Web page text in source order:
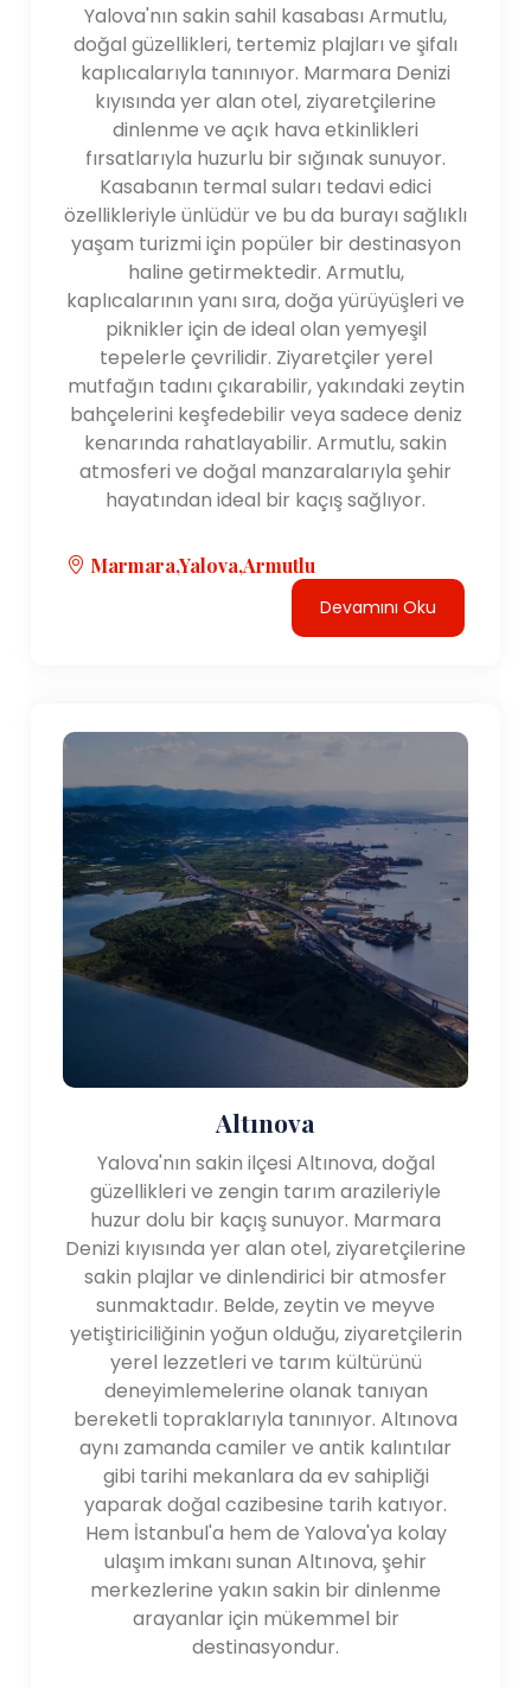
Yalova'nın sakin sahil kasabası Armutlu,
doğal güzellikleri, tertemiz plajları ve şifalı
kaplıcalarıyla tanınıyor. Marmara Denizi
kıyısında yer alan otel, ziyaretçilerine
dinlenme ve açık hava etkinlikleri
fırsatlarıyla huzurlu bir sığınak sunuyor.
Kasabanın termal suları tedavi edici
özellikleriyle ünlüdür ve bu da burayı sağlıklı
yaşam turizmi için popüler bir destinasyon
haline getirmektedir. Armutlu,
kaplıcalarının yanı sıra, doğa yürüyüşleri ve
piknikler için de ideal olan yemyeşil
tepelerle çevrilidir. Ziyaretçiler yerel
mutfağın tadını çıkarabilir, yakındaki zeytin
bahçelerini keşfedebilir veya sadece deniz
kenarında rahatlayabilir. Armutlu, sakin
atmosferi ve doğal manzaralarıyla şehir
hayatından ideal bir kaçış sağlıyor.
Marmara,Yalova,Armutlu
Devamını Oku
Altınova
Yalova'nın sakin ilçesi Altınova, doğal
güzellikleri ve zengin tarım arazileriyle
huzur dolu bir kaçış sunuyor. Marmara
Denizi kıyısında yer alan otel, ziyaretçilerine
sakin plajlar ve dinlendirici bir atmosfer
sunmaktadır. Belde, zeytin ve meyve
yetiştiriciliğinin yoğun olduğu, ziyaretçilerin
yerel lezzetleri ve tarım kültürünü
deneyimlemelerine olanak tanıyan
bereketli topraklarıyla tanınıyor. Altınova
aynı zamanda camiler ve antik kalıntılar
gibi tarihi mekanlara da ev sahipliği
yaparak doğal cazibesine tarih katıyor.
Hem İstanbul'a hem de Yalova'ya kolay
ulaşım imkanı sunan Altınova, şehir
merkezlerine yakın sakin bir dinlenme
arayanlar için mükemmel bir
destinasyondur.